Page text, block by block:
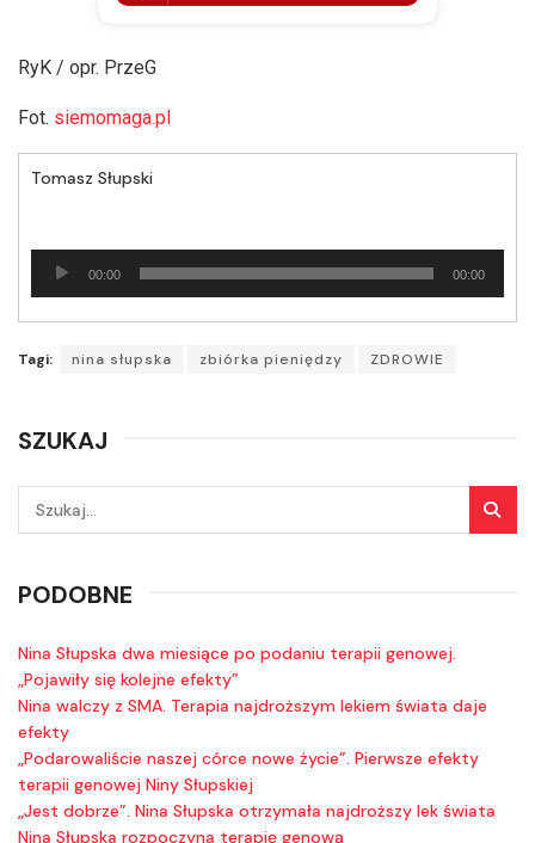
RyK / opr. PrzeG
Fot. siemomaga.pl
Tomasz Słupski
Odtwarzacz
plików
00:00 00:00
Tagi: nina słupska zbiórka pieniędzy ZDROWIE
SZUKAJ
PODOBNE
Nina Słupska dwa miesiące po podaniu terapii genowej.
„Pojawiły się kolejne efekty”
Nina walczy z SMA. Terapia najdroższym lekiem świata daje
efekty
„Podarowaliście naszej córce nowe życie”. Pierwsze efekty
terapii genowej Niny Słupskiej
„Jest dobrze”. Nina Słupska otrzymała najdroższy lek świata
Nina Słupska rozpoczyna terapię genową